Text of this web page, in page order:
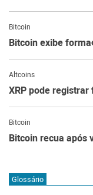
Bitcoin
Bitcoin exibe
Altcoins
XRP pode
Bitcoin
Bitcoin recua após
Glossário